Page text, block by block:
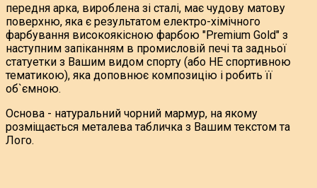
передня арка, вироблена зі сталі, має чудову матову
поверхню, яка є результатом електро-хімічного
фарбування високоякісною фарбою "Premium Gold" з
наступним запіканням в промисловій печі та задньої
статуетки з Вашим видом спорту (або НЕ спортивною
тематикою), яка доповнює композицію і робить її
об`ємною.
Основа - натуральний чорний мармур, на якому
розміщається металева табличка з Вашим текстом та
Лого.